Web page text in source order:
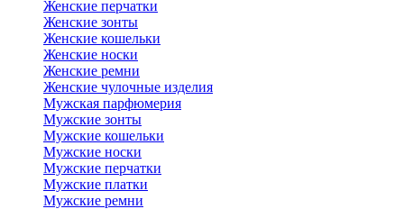
Женские перчатки
Женские зонты
Женские кошельки
Женские носки
Женские ремни
Женские чулочные изделия
Мужская парфюмерия
Мужские зонты
Мужские кошельки
Мужские носки
Мужские перчатки
Мужские платки
Мужские ремни